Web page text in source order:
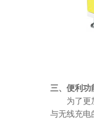
三、便利功
为了更加
与无线充电